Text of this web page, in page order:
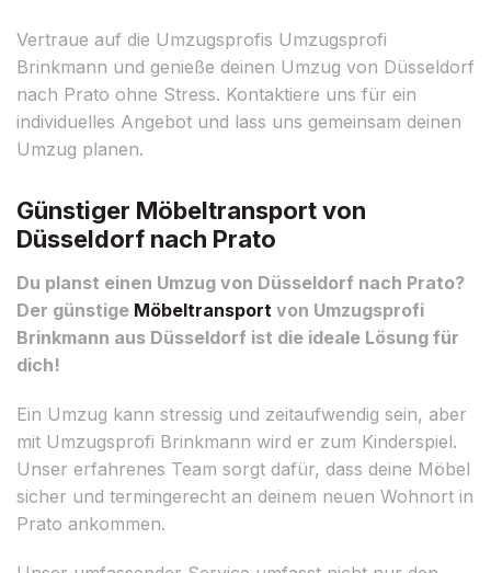
Vertraue auf die Umzugsprofis Umzugsprofi
Brinkmann und genieße deinen Umzug von Düsseldorf
nach Prato ohne Stress. Kontaktiere uns für ein
individuelles Angebot und lass uns gemeinsam deinen
Umzug planen.
Günstiger Möbeltransport von
Düsseldorf nach Prato
Du planst einen Umzug von Düsseldorf nach Prato?
Der günstige Möbeltransport von Umzugsprofi
Brinkmann aus Düsseldorf ist die ideale Lösung für
dich!
Ein Umzug kann stressig und zeitaufwendig sein, aber
mit Umzugsprofi Brinkmann wird er zum Kinderspiel.
Unser erfahrenes Team sorgt dafür, dass deine Möbel
sicher und termingerecht an deinem neuen Wohnort in
Prato ankommen.